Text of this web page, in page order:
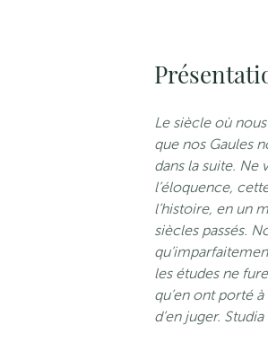
Le siècle où
que nos Gaules
dans la suite. Ne
l’éloquence,
l’histoire, en un
siècles passés.
les études ne
qu’en ont porté
d’en juger.